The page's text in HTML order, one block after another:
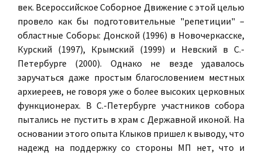
век. Всероссийское Соборное Движение с этой целью
провело как бы подготовительные "репетиции" –
областные Соборы: Донской (1996) в Новочеркасске,
Курский (1997), Крымский (1999) и Невский в С.-
Петербурге (2000). Однако не везде удавалось
заручаться даже простым благословением местных
архиереев, не говоря уже о более высоких церковных
функционерах. В С.-Петербурге участников собора
пытались не пустить в храм с Державной иконой. На
основании этого опыта Клыков пришел к выводу, что
надежд на поддержку со стороны МП нет, что и